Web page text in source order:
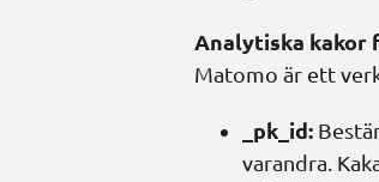
Analytiska kakor
Matomo är ett
_pk_id:
varandra.